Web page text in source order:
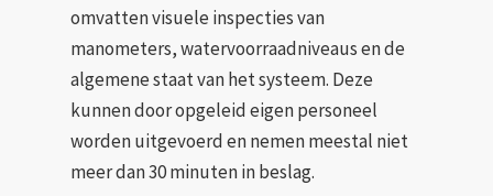
omvatten visuele inspecties van
manometers, watervoorraadniveaus en de
algemene staat van het systeem. Deze
kunnen door opgeleid eigen personeel
worden uitgevoerd en nemen meestal niet
meer dan 30 minuten in beslag.